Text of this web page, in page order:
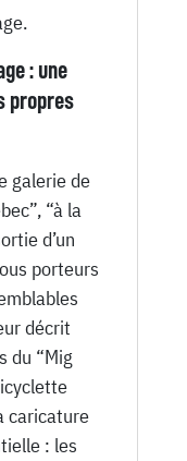
: une
propres
galerie de
“à la
d’un
porteurs
décrit
du “Mig
caricature
: les